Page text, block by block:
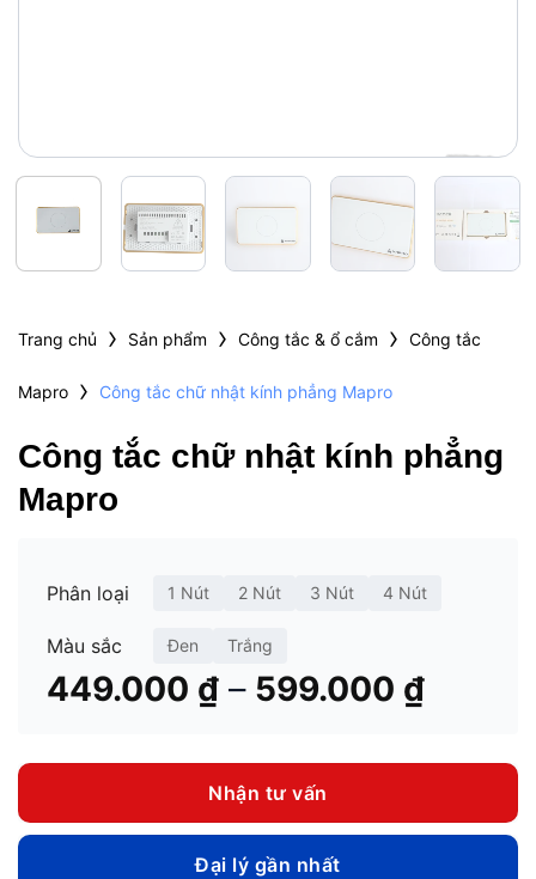
Trang chủ › Sản phẩm › Công tắc & ổ cắm › Công tắc
Mapro › Công tắc chữ nhật kính phẳng Mapro
Công tắc chữ nhật kính phẳng
Mapro
Phân loại 1 Nút 2 Nút 3 Nút 4 Nút
Màu sắc Đen Trắng
449.000 ₫ – 599.000 ₫
từ
đến
Nhận tư vấn
Đại lý gần nhất